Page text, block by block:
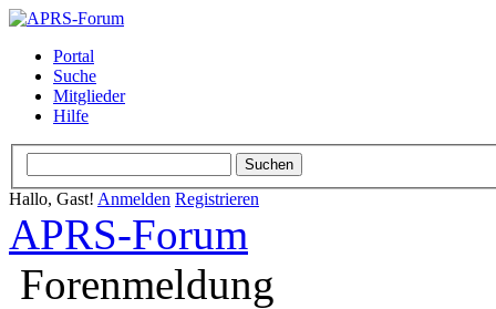
Portal
Suche
Mitglieder
Hilfe
Hallo, Gast! Anmelden Registrieren
APRS-Forum
Forenmeldung